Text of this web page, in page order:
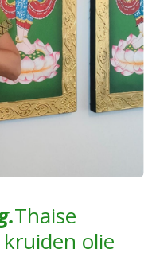
Thaise
olie